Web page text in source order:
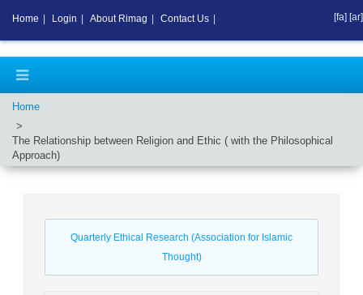
Home
The Relationship between Religion and Ethic ( with the Philosophical
Approach)
Quarterly Ethical Research (Association for Islamic
Thought)
Home Login About Rimag Contact Us [fa] [ar]